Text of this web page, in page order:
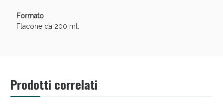
Formato
Flacone da 200 ml.
Prodotti correlati